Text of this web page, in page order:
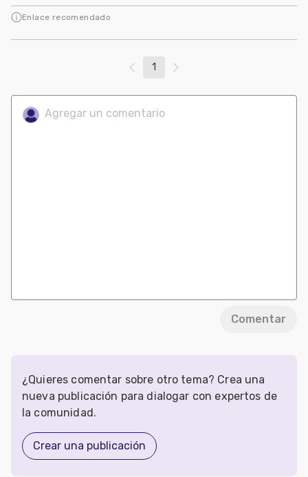
sostenible de los sectores agrario, ali
Enlace recomendado
1
Comentar
¿Quieres comentar sobre otro tema? Crea una
nueva publicación para dialogar con expertos de
la comunidad.
Crear una publicación